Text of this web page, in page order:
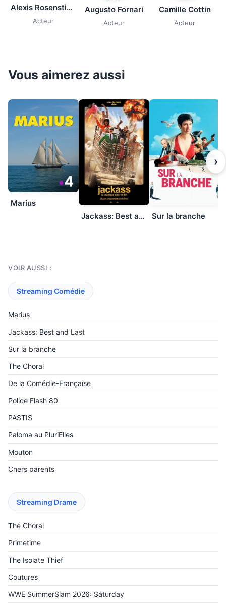
Alexis Rosenstiehl
Acteur
Augusto Fornari
Acteur
Camille Cottin
Acteur
Vous aimerez aussi
Marius
Jackass: Best and Last
Sur la branche
›
VOIR AUSSI :
Streaming Comédie
Marius
Jackass: Best and Last
Sur la branche
The Choral
De la Comédie-Française
Police Flash 80
PASTIS
Paloma au PluriElles
Mouton
Chers parents
Streaming Drame
The Choral
Primetime
The Isolate Thief
Coutures
WWE SummerSlam 2026: Saturday